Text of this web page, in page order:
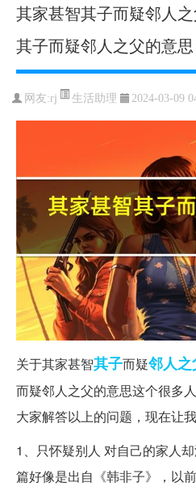
其家甚智其子而疑邻人
其子而疑邻人之父的意思
网友:rj 生活助理 2024-03-09
关于其家甚智其子而疑邻人之
而疑邻人之父的意思这个很多
大家解答以上的问题，现在让
1、只怀疑别人 对自己的家人
篇好像是出自《韩非子》，以